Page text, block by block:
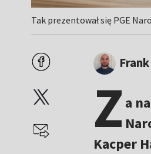
Tak prezentował się PGE
Z a
Kacper